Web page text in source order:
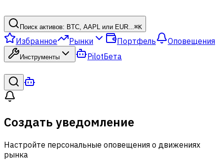
Поиск активов: BTC, AAPL или EUR...⌘K
Избранное Рынки Портфель Оповещения
Инструменты PilotБета
Создать уведомление
Настройте персональные оповещения о движениях
рынка